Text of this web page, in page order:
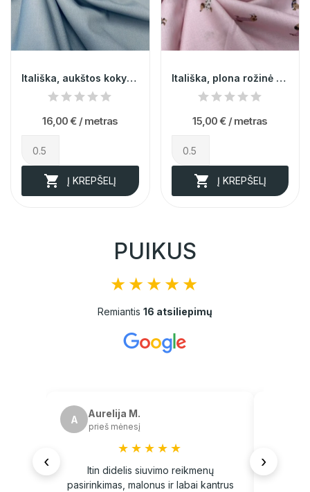
Itališka, aukštos kokybes pilkai žydra...
16,00 € / metras
 Į KREPŠELĮ
Itališka, plona rožinė medvilnė su šuniukais...
15,00 € / metras
 Į KREPŠELĮ
PUIKUS
★★★★★
Remiantis 16 atsiliepimų
‹
A
Aurelija M.
prieš mėnesį
★★★★★
Itin didelis siuvimo reikmenų
pasirinkimas, malonus ir labai kantrus
›